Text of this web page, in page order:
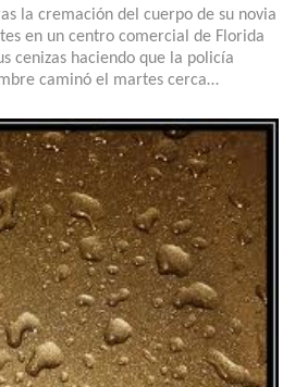
la cremación del cuerpo de su novia
en un centro comercial de Florida
cenizas haciendo que la policía
caminó el martes cerca…